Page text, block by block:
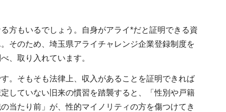
方もいるでしょう。自身がアライ*だと証明できる資
そのため、埼玉県アライチャレンジ企業登録制度を
、取り入れています。
。そもそも法律上、収入があることを証明できれば
していない旧来の慣習を踏襲すると、「性別や戸籍
当たり前」が、性的マイノリティの方を傷つけてき